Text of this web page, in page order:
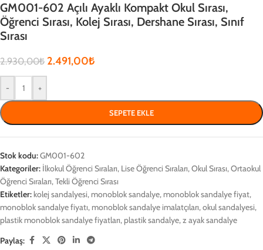
GM001-602 Açılı Ayaklı Kompakt Okul Sırası,
Öğrenci Sırası, Kolej Sırası, Dershane Sırası, Sınıf
Sırası
2.930,00₺ 2.491,00₺
- +
SEPETE EKLE
Stok kodu:GM001-602
Kategoriler: İlkokul Öğrenci Sıraları, Lise Öğrenci Sıraları,Okul Sırası,Ortaokul
Öğrenci Sıraları,Tekli Öğrenci Sırası
Etiketler: kolej sandalyesi, monoblok sandalye, monoblok sandalye fiyat,
monoblok sandalye fiyatı, monoblok sandalye imalatçıları,okul sandalyesi,
plastik monoblok sandalye fiyatları, plastik sandalye,z ayak sandalye
Paylaş: